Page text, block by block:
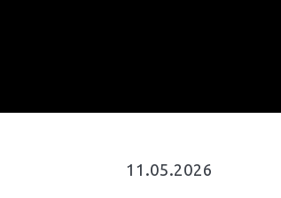
11.05.2026